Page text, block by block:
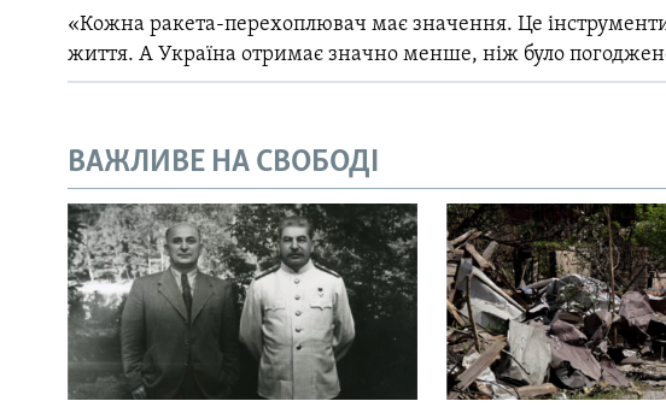
«Кожна ракета-перехоплювач має значення. Це
життя. А Україна отримає значно менше, ніж було
ВАЖЛИВЕ НА СВОБОДІ